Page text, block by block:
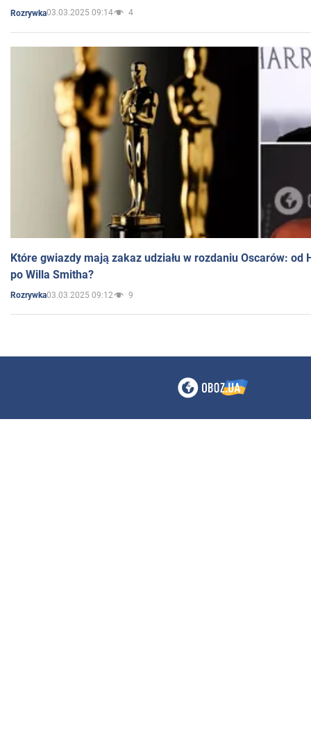
Rozrywka03.03.2025 09:14 4
Które gwiazdy mają zakaz udziału w rozdaniu Oscarów: od
po Willa Smitha?
Rozrywka03.03.2025 09:12 9